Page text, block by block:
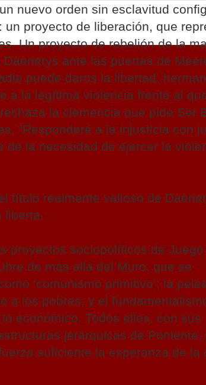
nuevo orden sin esclavitud
proyecto de liberación, que
Un proyecto de rebelión de la
ante las puertas de
puede daros la libertad,
a la legítima violencia frente al
la clemencia que pide Ser
“Responderé a la injusticia con
la necesidad de ejercer la
título realmente valioso de
liberta.
proyectos sociopolíticos de Juego
de más allá del Muro, que se
‘comunismo primitivo’; la
a los pobres; y el
económico. Todos ellos, con sus
jerárquicas de Poniente,
suficiente la esperanza de la